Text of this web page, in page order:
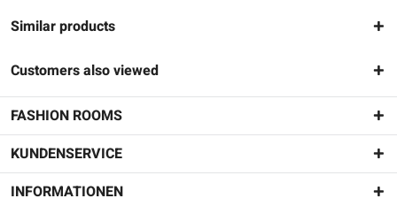
Similar products
Customers also viewed
FASHION ROOMS
KUNDENSERVICE
INFORMATIONEN